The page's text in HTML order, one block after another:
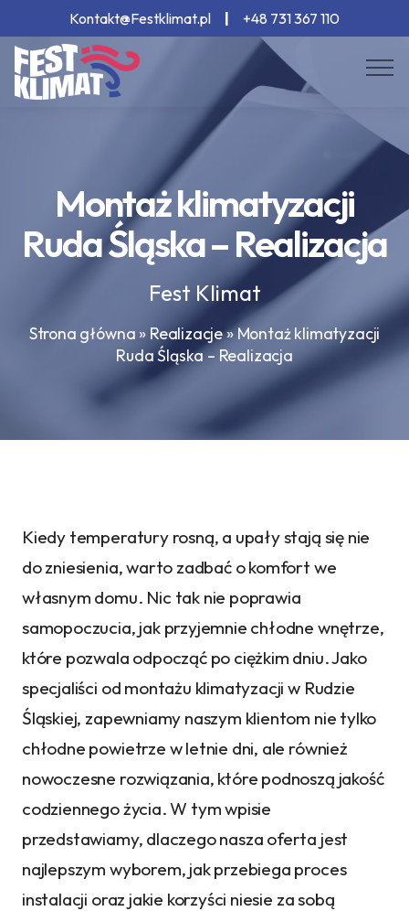
Kontakt@Festklimat.pl +48 731 367 110
Montaż klimatyzacji
Ruda Śląska – Realizacja
Fest Klimat
Strona główna » Realizacje»Montaż klimatyzacji
Ruda Śląska – Realizacja
Kiedy temperatury rosną, a upały stają się nie
do zniesienia, warto zadbać o komfort we
własnym domu. Nic tak nie poprawia
samopoczucia, jak przyjemnie chłodne wnętrze,
które pozwala odpocząć po ciężkim dniu. Jako
specjaliści od montażu klimatyzacji w Rudzie
Śląskiej, zapewniamy naszym klientom nie tylko
chłodne powietrze w letnie dni, ale również
nowoczesne rozwiązania, które podnoszą jakość
codziennego życia. W tym wpisie
przedstawiamy, dlaczego nasza oferta jest
najlepszym wyborem, jak przebiega proces
instalacji oraz jakie korzyści niesie za sobą